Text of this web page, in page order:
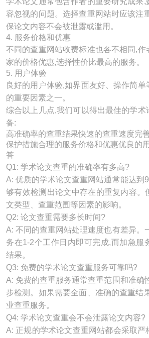
容忽视的问题。选择查重网站时应该注
保论文内容不会被泄露或滥用。
4. 服务价格和优惠
不同的查重网站收费标准也各不相同,作
家的价格优惠,选择性价比最高的服务。
5. 用户体验
良好的用户体验,如界面友好、操作简
的重要因素之一。
综合以上几点,我们可以得出最佳的学术
备:
高准确率的查重结果快速的查重速度完
保护措施合理的服务价格和优惠优良的
答
Q1: 学术论文查重的准确率有多高?
A: 优质的学术论文查重网站通常能达到
够有效检测出论文中存在的重复内容。
文类型、查重范围等因素的影响。
Q2: 论文查重需要多长时间?
A: 不同的查重网站处理速度也有差异。
务在1-2个工作日内即可完成,而加急服
结果。
Q3: 免费的学术论文查重服务可靠吗?
A: 免费的查重服务通常查重范围和准确
步检测。如果需要全面、准确的查重结
业查重服务。
Q4: 学术论文查重会不会泄露论文内容?
A: 正规的学术论文查重网站都会采取严